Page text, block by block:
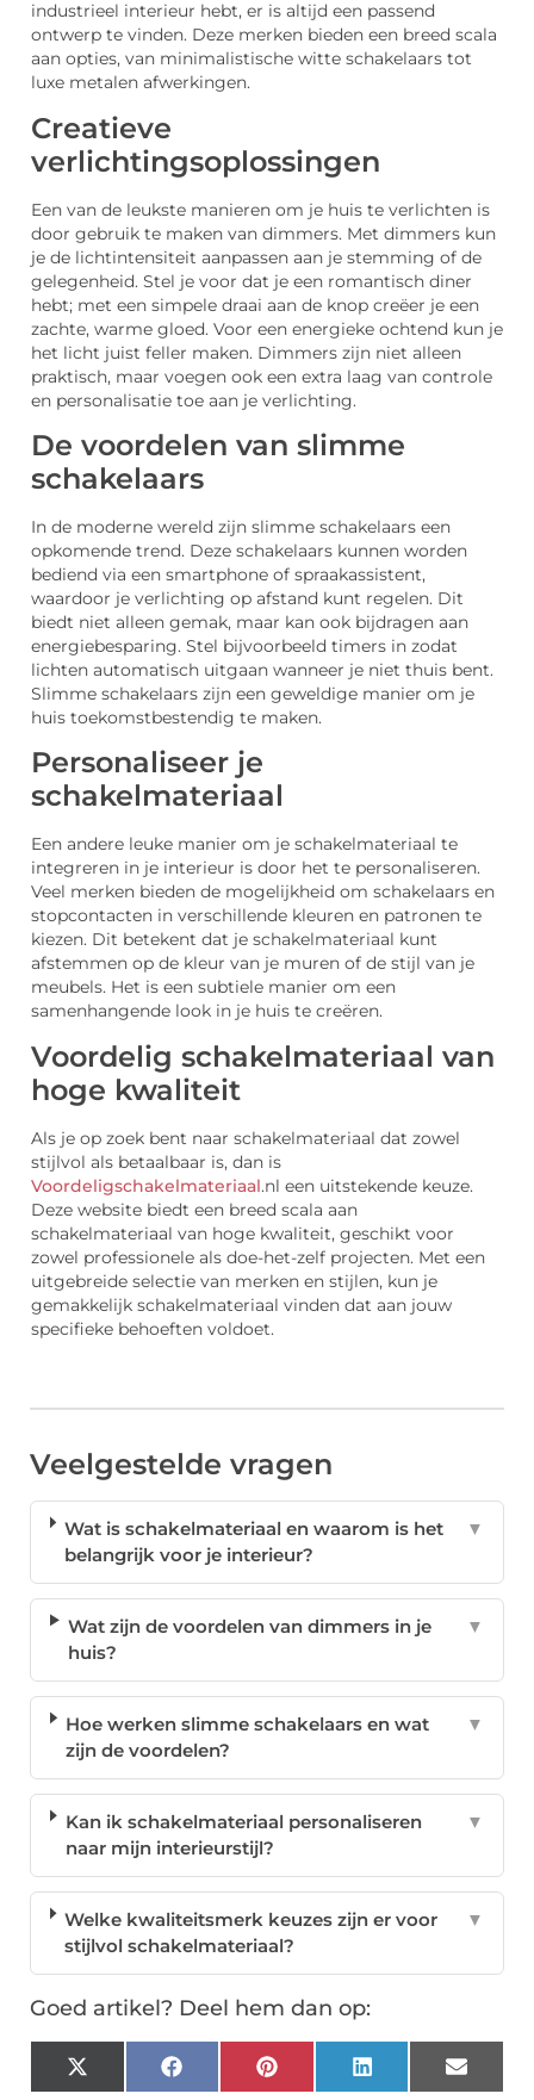
industrieel interieur hebt, er is altijd een passend
ontwerp te vinden. Deze merken bieden een breed scala
aan opties, van minimalistische witte schakelaars tot
luxe metalen afwerkingen.
Creatieve
verlichtingsoplossingen
Een van de leukste manieren om je huis te verlichten is
door gebruik te maken van dimmers. Met dimmers kun
je de lichtintensiteit aanpassen aan je stemming of de
gelegenheid. Stel je voor dat je een romantisch diner
hebt; met een simpele draai aan de knop creëer je een
zachte, warme gloed. Voor een energieke ochtend kun je
het licht juist feller maken. Dimmers zijn niet alleen
praktisch, maar voegen ook een extra laag van controle
en personalisatie toe aan je verlichting.
De voordelen van slimme
schakelaars
In de moderne wereld zijn slimme schakelaars een
opkomende trend. Deze schakelaars kunnen worden
bediend via een smartphone of spraakassistent,
waardoor je verlichting op afstand kunt regelen. Dit
biedt niet alleen gemak, maar kan ook bijdragen aan
energiebesparing. Stel bijvoorbeeld timers in zodat
lichten automatisch uitgaan wanneer je niet thuis bent.
Slimme schakelaars zijn een geweldige manier om je
huis toekomstbestendig te maken.
Personaliseer je
schakelmateriaal
Een andere leuke manier om je schakelmateriaal te
integreren in je interieur is door het te personaliseren.
Veel merken bieden de mogelijkheid om schakelaars en
stopcontacten in verschillende kleuren en patronen te
kiezen. Dit betekent dat je schakelmateriaal kunt
afstemmen op de kleur van je muren of de stijl van je
meubels. Het is een subtiele manier om een
samenhangende look in je huis te creëren.
Voordelig schakelmateriaal van
hoge kwaliteit
Als je op zoek bent naar schakelmateriaal dat zowel
stijlvol als betaalbaar is, dan is
Voordeligschakelmateriaal.nl een uitstekende keuze.
Deze website biedt een breed scala aan
schakelmateriaal van hoge kwaliteit, geschikt voor
zowel professionele als doe-het-zelf projecten. Met een
uitgebreide selectie van merken en stijlen, kun je
gemakkelijk schakelmateriaal vinden dat aan jouw
specifieke behoeften voldoet.
Veelgestelde vragen
Wat is schakelmateriaal en waarom is het
belangrijk voor je interieur?
▼
Wat zijn de voordelen van dimmers in je
huis?
▼
Hoe werken slimme schakelaars en wat
zijn de voordelen?
▼
Kan ik schakelmateriaal personaliseren
naar mijn interieurstijl?
▼
Welke kwaliteitsmerk keuzes zijn er voor
stijlvol schakelmateriaal?
▼
Goed artikel? Deel hem dan op:
X
(Twitter)
FacebookPinterest LinkedIn Email